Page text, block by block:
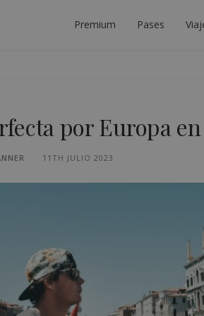
Premium Pases
por Europa
11TH JULIO 2023